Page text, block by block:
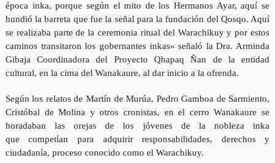
época inka, porque según el mito de los Hermanos Ayar, aquí se
hundió la barreta que fue la señal para la fundación del Qosqo. Aquí
se realizaba parte de la ceremonia ritual del Warachikuy y por estos
caminos transitaron los gobernantes inkas» señaló la Dra. Arminda
Gibaja Coordinadora del Proyecto Qhapaq Ñan de la entidad
cultural, en la cima del Wanakaure, al dar inicio a la ofrenda.
Según los relatos de Martín de Murúa, Pedro Gamboa de Sarmiento,
Cristóbal de Molina y otros cronistas, en el cerro Wanakaure se
horadaban las orejas de los jóvenes de la nobleza inka
quecompetían para adquirir responsabilidades, derechos y
ciudadanía, proceso conocido como el Warachikuy.